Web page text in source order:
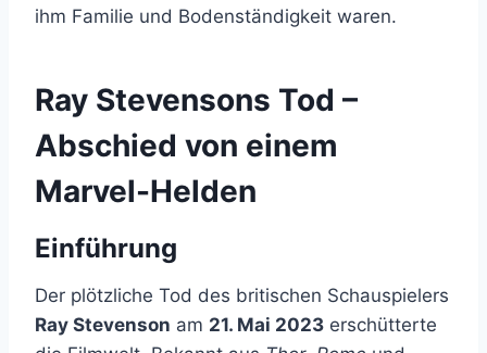
ihm Familie und Bodenständigkeit waren.
Ray Stevensons Tod –
Abschied von einem
Marvel-Helden
Einführung
Der plötzliche Tod des britischen Schauspielers
Ray Stevenson am 21. Mai 2023 erschütterte